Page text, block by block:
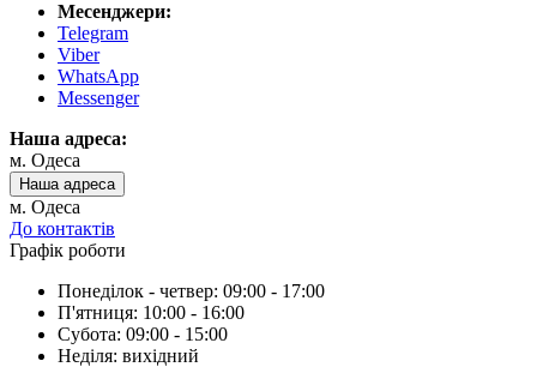
Месенджери:
Telegram
Viber
WhatsApp
Messenger
Наша адреса:
м. Одеса
Наша адреса
м. Одеса
До контактів
Графік роботи
Понеділок - четвер: 09:00 - 17:00
П'ятниця: 10:00 - 16:00
Субота: 09:00 - 15:00
Неділя: вихідний